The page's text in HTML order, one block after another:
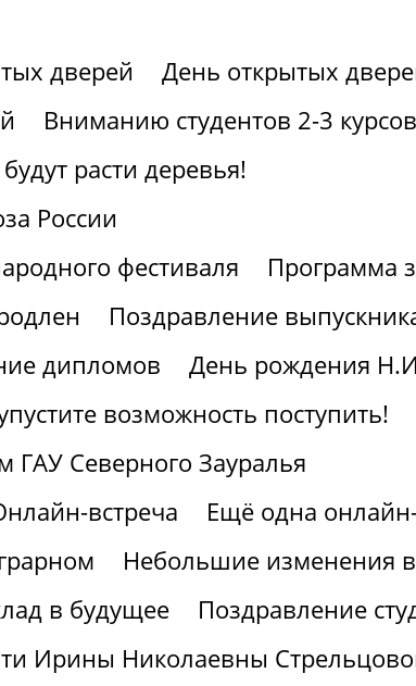
дверей
День открытых
Вниманию студентов 2-3
расти деревья!
России
фестиваля
Программа
Поздравление
дипломов
День рождения
возможность поступить!
ГАУ Северного Зауралья
встреча
Ещё одна
Небольшие изменения
в будущее
Поздравление
Ирины Николаевны